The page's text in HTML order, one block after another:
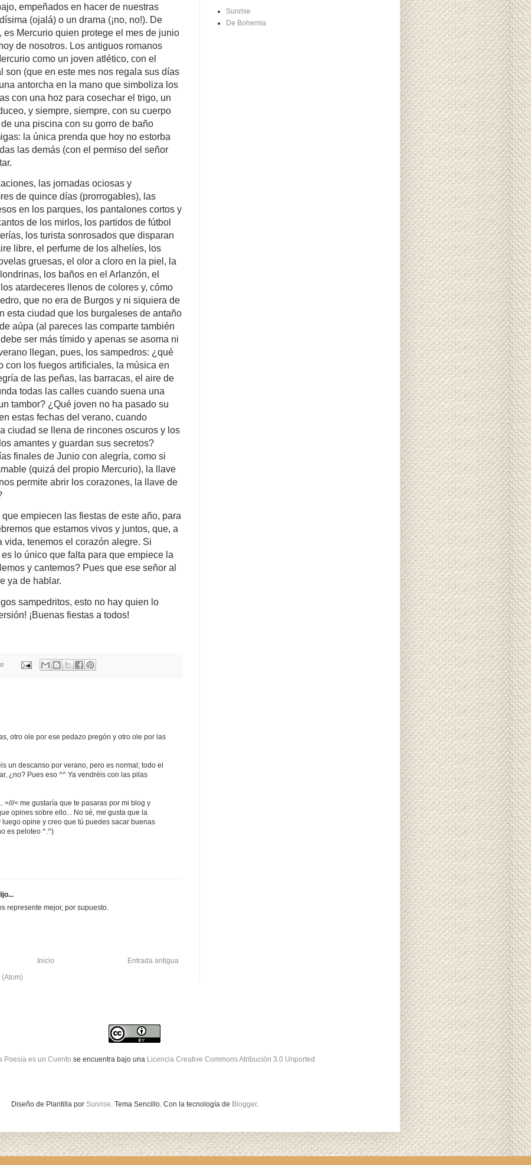
empeñados en hacer de nuestras
(ojalá) o un drama (¡no, no!). De
Mercurio quien protege el mes de junio
de nosotros. Los antiguos romanos
como un joven atlético, con el
son (que en este mes nos regala sus días
antorcha en la mano que simboliza los
con una hoz para cosechar el trigo, un
y siempre, siempre, con su cuerpo
una piscina con su gorro de baño
la única prenda que hoy no estorba
las demás (con el permiso del señor
las jornadas ociosas y
de quince días (prorrogables), las
en los parques, los pantalones cortos y
de los mirlos, los partidos de fútbol
los turista sonrosados que disparan
libre, el perfume de los alhelíes, los
gruesas, el olor a cloro en la piel, la
los baños en el Arlanzón, el
atardeceres llenos de colores y, cómo
que no era de Burgos y ni siquiera de
esta ciudad que los burgaleses de antaño
aúpa (al pareces las comparte también
ser más tímido y apenas se asoma ni
llegan, pues, los sampedros: ¿qué
con los fuegos artificiales, la música en
de las peñas, las barracas, el aire de
todas las calles cuando suena una
tambor? ¿Qué joven no ha pasado su
estas fechas del verano, cuando
ciudad se llena de rincones oscuros y los
amantes y guardan sus secretos?
finales de Junio con alegría, como si
(quizá del propio Mercurio), la llave
permite abrir los corazones, la llave de
empiecen las fiestas de este año, para
que estamos vivos y juntos, que, a
vida, tenemos el corazón alegre. Si
lo único que falta para que empiece la
y cantemos? Pues que ese señor al
ya de hablar.
sampedritos, esto no hay quien lo
¡Buenas fiestas a todos!
otro ole por ese pedazo pregón y otro ole por las
un descanso por verano, pero es normal; todo el
¿no? Pues eso ^^ Ya vendréis con las pilas
>///< me gustaría que te pasaras por mi blog y
opines sobre ello... No sé, me gusta que la
opine y creo que tú puedes sacar buenas
es peloteo ^.^)
represente mejor, por supuesto.
Entrada antigua
Inicio
(Atom)
Sunrise
De Bohemia
Poesía es un Cuento se encuentra bajo una Licencia Creative Commons Atribución 3.0 Unported
Diseño de Plantilla por Sunrise. Tema Sencillo. Con la tecnología de Blogger.